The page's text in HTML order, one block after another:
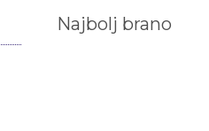
Najbolj brano